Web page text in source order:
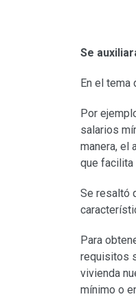
Se
En el
Por
salarios
manera, el
que facilita
Se resaltó
Para
requisitos
vivienda
mínimo o